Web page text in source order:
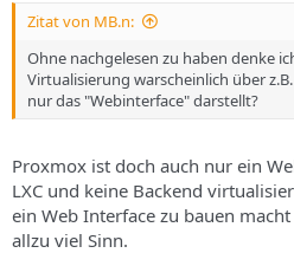
Zitat von MB.n:
Ohne nachgelesen zu haben denke
Virtualisierung warscheinlich über
nur das "Webinterface" darstellt?
Proxmox ist doch auch nur ein
LXC und keine Backend
ein Web Interface zu bauen
allzu viel Sinn.